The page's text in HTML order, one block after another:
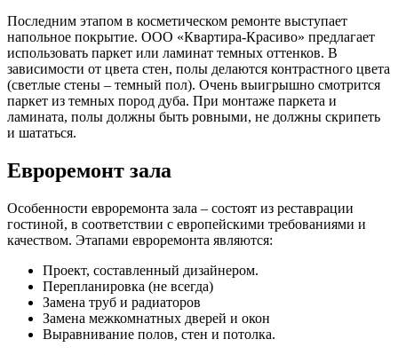
Последним этапом в косметическом ремонте выступает
напольное покрытие. ООО «Квартира-Красиво» предлагает
использовать паркет или ламинат темных оттенков. В
зависимости от цвета стен, полы делаются контрастного цвета
(светлые стены – темный пол). Очень выигрышно смотрится
паркет из темных пород дуба. При монтаже паркета и
ламината, полы должны быть ровными, не должны скрипеть
и шататься.
Евроремонт зала
Особенности евроремонта зала – состоят из реставрации
гостиной, в соответствии с европейскими требованиями и
качеством. Этапами евроремонта являются:
Проект, составленный дизайнером.
Перепланировка (не всегда)
Замена труб и радиаторов
Замена межкомнатных дверей и окон
Выравнивание полов, стен и потолка.